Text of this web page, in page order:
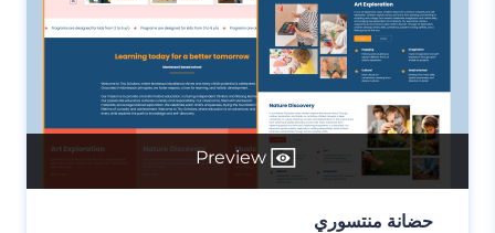
Preview
حضانة منتسوري